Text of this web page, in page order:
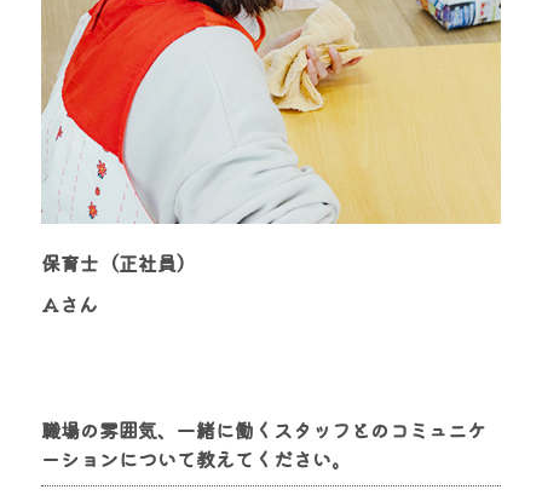
保育士（正社員）
Aさん
職場の雰囲気、一緒に働くスタッフとのコミュニケ
ーションについて教えてください。